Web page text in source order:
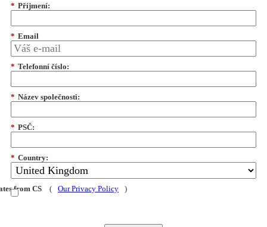
* Příjmení:
* Email
* Telefonní číslo:
* Název společnosti:
* PSČ:
* Country:
from CS ( Our Privacy Policy )